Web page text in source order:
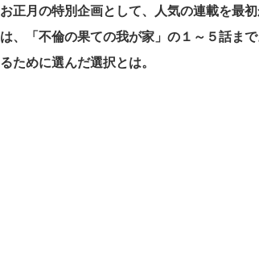
お正月の特別企画として、人気の連載を最
は、「不倫の果ての我が家」の１～５話ま
るために選んだ選択とは。